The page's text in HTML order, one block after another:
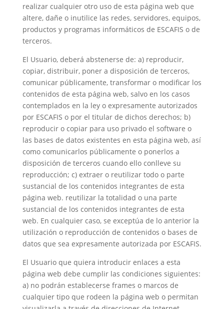
realizar cualquier otro uso de esta página web que
altere, dañe o inutilice las redes, servidores, equipos,
productos y programas informáticos de ESCAFIS o de
terceros.
El Usuario, deberá abstenerse de: a) reproducir,
copiar, distribuir, poner a disposición de terceros,
comunicar públicamente, transformar o modificar los
contenidos de esta página web, salvo en los casos
contemplados en la ley o expresamente autorizados
por ESCAFIS o por el titular de dichos derechos; b)
reproducir o copiar para uso privado el software o
las bases de datos existentes en esta página web, así
como comunicarlos públicamente o ponerlos a
disposición de terceros cuando ello conlleve su
reproducción; c) extraer o reutilizar todo o parte
sustancial de los contenidos integrantes de esta
página web. reutilizar la totalidad o una parte
sustancial de los contenidos integrantes de esta
web. En cualquier caso, se exceptúa de lo anterior la
utilización o reproducción de contenidos o bases de
datos que sea expresamente autorizada por ESCAFIS.
El Usuario que quiera introducir enlaces a esta
página web debe cumplir las condiciones siguientes:
a) no podrán establecerse frames o marcos de
cualquier tipo que rodeen la página web o permitan